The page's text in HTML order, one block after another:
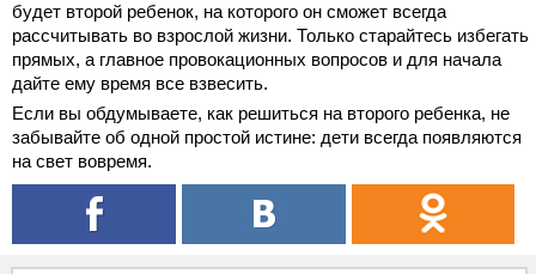
будет второй ребенок, на которого он сможет всегда
рассчитывать во взрослой жизни. Только старайтесь избегать
прямых, а главное провокационных вопросов и для начала
дайте ему время все взвесить.
Если вы обдумываете, как решиться на второго ребенка, не
забывайте об одной простой истине: дети всегда появляются
на свет вовремя.